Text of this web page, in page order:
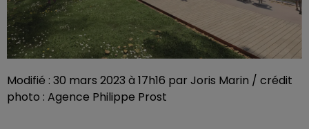
Modifié : 30 mars 2023 à 17h16 par Joris Marin / crédit
photo : Agence Philippe Prost